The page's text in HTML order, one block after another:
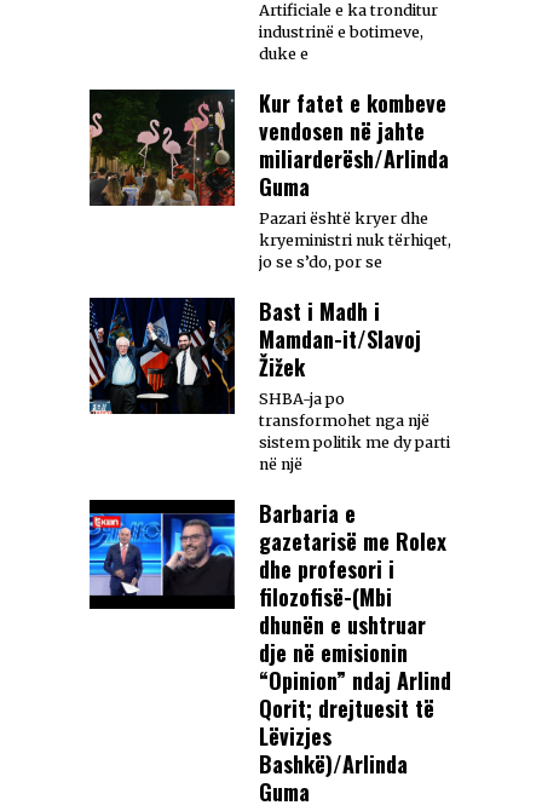
Artificiale e ka tronditur
industrinë e botimeve,
duke e
Kur fatet e kombeve
vendosen në jahte
miliarderësh/Arlinda
Guma
Pazari është kryer dhe
kryeministri nuk tërhiqet,
jo se s’do, por se
Bast i Madh i
Mamdan-it/Slavoj
Žižek
SHBA-ja po
transformohet nga një
sistem politik me dy parti
në një
Barbaria e
gazetarisë me Rolex
dhe profesori i
filozofisë-(Mbi
dhunën e ushtruar
dje në emisionin
“Opinion” ndaj Arlind
Qorit; drejtuesit të
Lëvizjes
Bashkë)/Arlinda
Guma